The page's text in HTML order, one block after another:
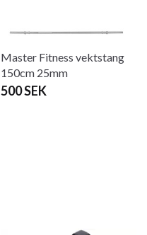
Master Fitness vektstang
150cm 25mm
500 SEK